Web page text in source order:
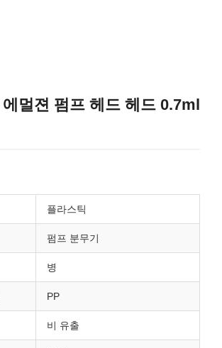
멀젼 펌프 헤드 헤드 0.7ml
플라스틱
펌프 분무기
병
PP
비 유출